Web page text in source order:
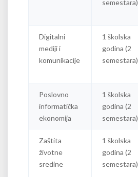
semestara)
Digitalni
mediji i
komunikacije
1 školska
godina (2
semestara)
Poslovno
informatička
ekonomija
1 školska
godina (2
semestara)
Zaštita
životne
sredine
1 školska
godina (2
semestara)